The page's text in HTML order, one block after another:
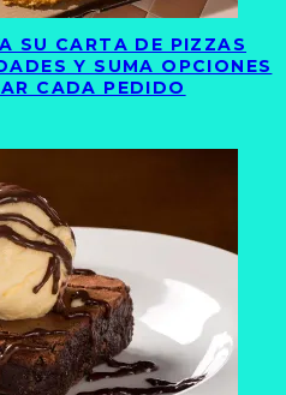
SU CARTA DE PIZZAS
Y SUMA OPCIONES
CADA PEDIDO